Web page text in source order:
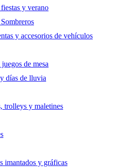
y verano
y accesorios de vehículos
de mesa
días de lluvia
trolleys y maletines
imantados y gráficas